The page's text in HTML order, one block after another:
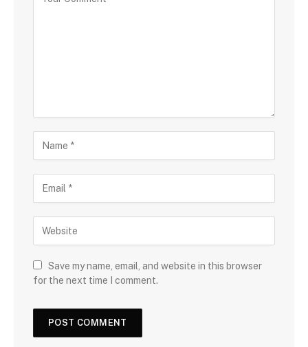
Save my name, email, and website in this browser
for the next time I comment.